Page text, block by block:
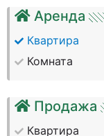
Аренда
Квартира
Комната
Продажа
Квартира